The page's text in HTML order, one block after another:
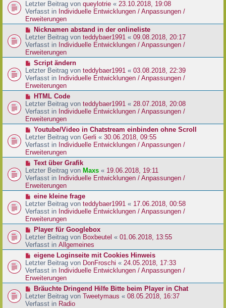
r
a
g
e
i
t
a
g
e
u
e
r
B
e
i
t
a
g
Letzter Beitrag von queylotrie « 23.10.2018, 19:08
Verfasst in Individuelle Entwicklungen / Anpassungen /
Erweiterungen
N
e
u
e
r
B
e
i
t
a
g
Nicknamen abstand in der onlineliste
Letzter Beitrag von teddybaer1991 « 09.08.2018, 20:17
Verfasst in Individuelle Entwicklungen / Anpassungen /
Erweiterungen
N
e
u
e
r
B
e
i
t
a
g
Script ändern
Letzter Beitrag von teddybaer1991 « 03.08.2018, 22:39
Verfasst in Individuelle Entwicklungen / Anpassungen /
Erweiterungen
N
e
u
e
r
B
e
i
t
a
g
HTML Code
Letzter Beitrag von teddybaer1991 « 28.07.2018, 20:08
Verfasst in Individuelle Entwicklungen / Anpassungen /
Erweiterungen
N
e
u
e
r
B
e
i
t
a
g
Youtube/Video in Chatstream einbinden ohne Scroll
Letzter Beitrag von Gerli « 30.06.2018, 09:55
Verfasst in Individuelle Entwicklungen / Anpassungen /
Erweiterungen
N
e
u
e
r
B
e
i
t
a
g
Text über Grafik
Letzter Beitrag von Maxs « 19.06.2018, 19:11
Verfasst in Individuelle Entwicklungen / Anpassungen /
Erweiterungen
N
e
u
e
r
B
e
i
r
a
g
eine kleine frage
Letzter Beitrag von teddybaer1991 « 17.06.2018, 00:58
Verfasst in Individuelle Entwicklungen / Anpassungen /
Erweiterungen
N
e
u
e
r
B
e
i
r
a
Player für Googlebox
Letzter Beitrag von Boxbeutel « 01.06.2018, 13:55
Verfasst in Allgemeines
N
e
u
e
r
B
e
eigene Loginseite mit Cookies Hinweis
Letzter Beitrag von DonFroschi « 24.05.2018, 17:33
Verfasst in Individuelle Entwicklungen / Anpassungen /
Erweiterungen
N
e
u
Bräuchte Dringend Hilfe Bitte beim Player in Chat
Letzter Beitrag von Tweetymaus « 08.05.2018, 16:37
Verfasst in Radio